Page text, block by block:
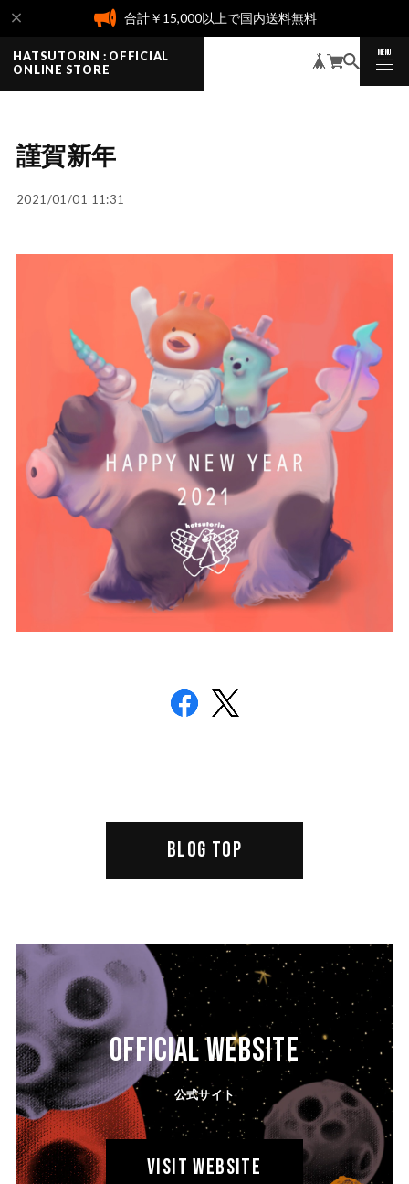
合計￥15,000以上で国内送料無料
HATSUTORIN : OFFICIAL
ONLINE STORE
MENU
CLOSE
謹賀新年
2021/01/01 11:31
BLOG TOP
OFFICIAL WEBSITE
公式サイト
VISIT WEBSITE